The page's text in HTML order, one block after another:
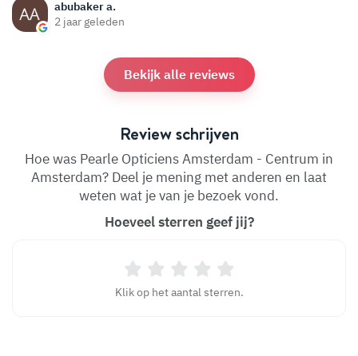
abubaker a.
2 jaar geleden
Bekijk alle reviews
Review schrijven
Hoe was Pearle Opticiens Amsterdam - Centrum in
Amsterdam? Deel je mening met anderen en laat
weten wat je van je bezoek vond.
Hoeveel sterren geef jij?
Klik op het aantal sterren.